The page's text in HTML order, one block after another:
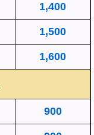
1,400
1,500
1,600
900